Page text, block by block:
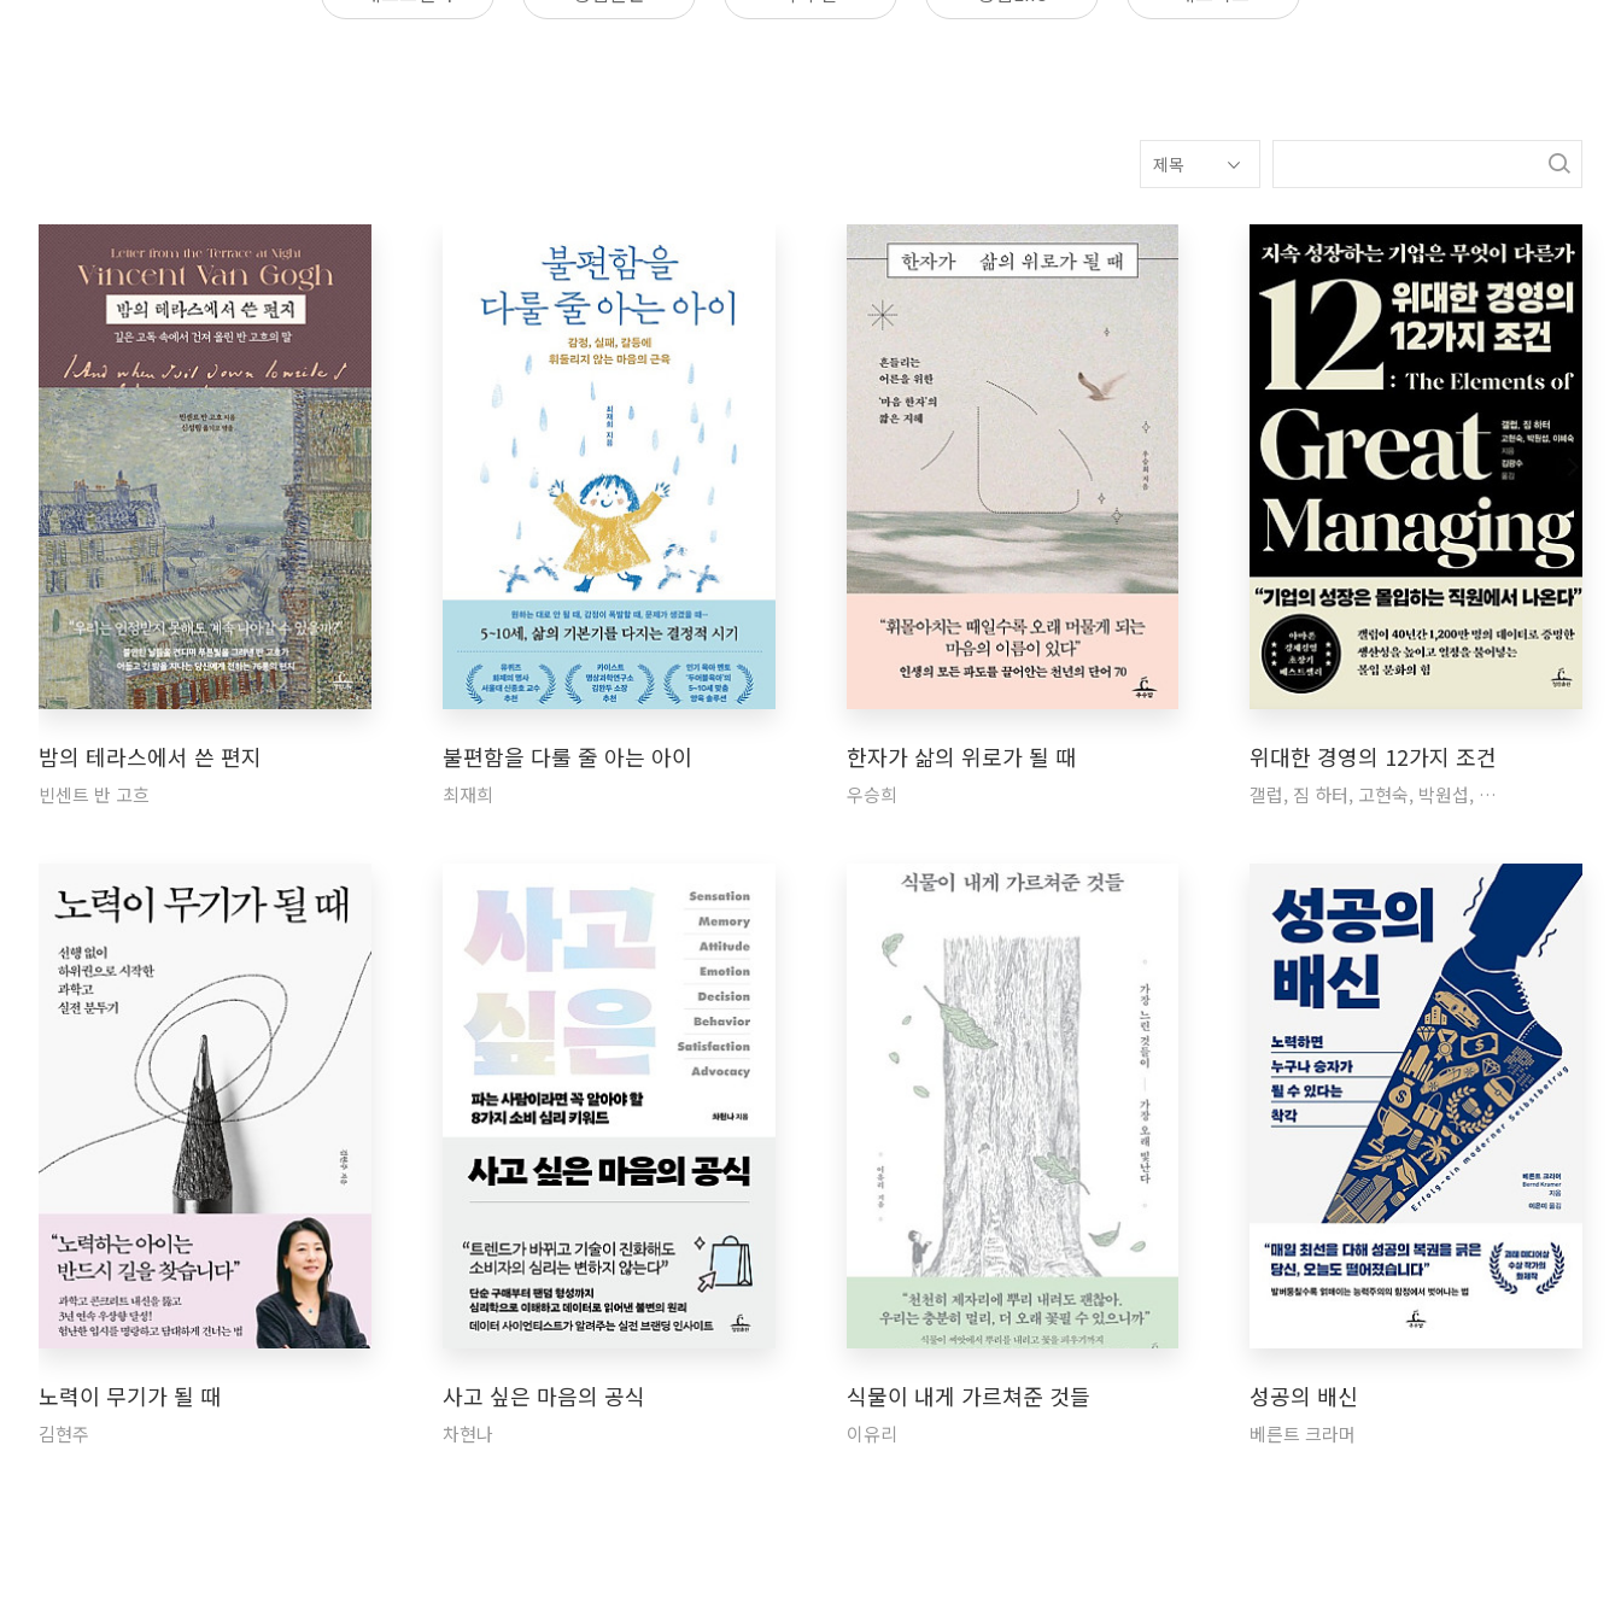
밤의 테라스에서 쓴 편지
빈센트 반 고흐
불편함을 다룰 줄 아는 아이
최재희
한자가 삶의 위로가 될 때
우승희
위대한 경영의 12가지 조건
갤럽, 짐 하터, 고현숙, 박원섭, …
노력이 무기가 될 때
김현주
사고 싶은 마음의 공식
차현나
식물이 내게 가르쳐준 것들
이유리
성공의 배신
베른트 크라머